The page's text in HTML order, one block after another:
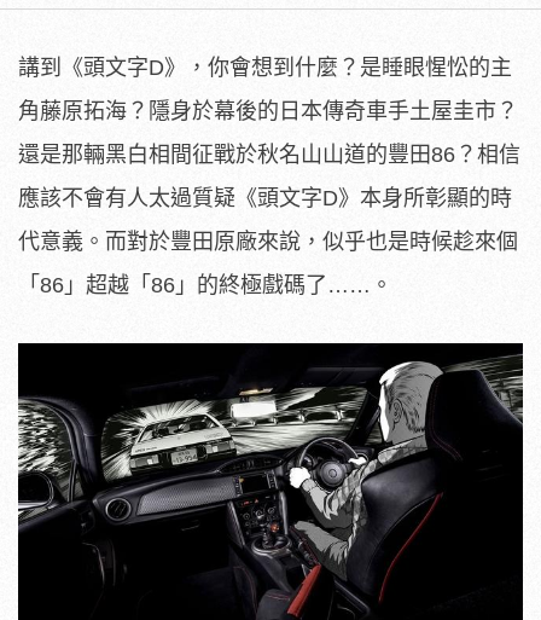
講到《頭文字D》，你會想到什麼？是睡眼惺忪的主
角藤原拓海？隱身於幕後的日本傳奇車手土屋圭市？
還是那輛黑白相間征戰於秋名山山道的豐田86？相信
應該不會有人太過質疑《頭文字D》本身所彰顯的時
代意義。而對於豐田原廠來說，似乎也是時候趁來個
「86」超越「86」的終極戲碼了……。